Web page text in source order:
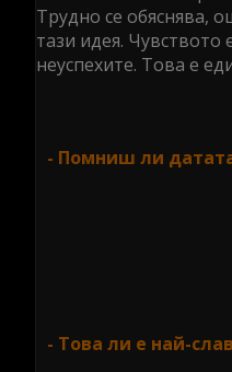
Трудно се обяснява,
тази идея.
неуспехите. Това е
- Помниш ли
- Това ли е най-